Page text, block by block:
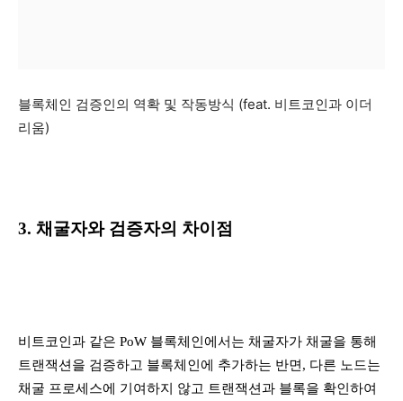
블록체인 검증인의 역확 및 작동방식 (feat. 비트코인과 이더
리움)
3. 채굴자와 검증자의 차이점
비트코인과 같은 PoW 블록체인에서는 채굴자가 채굴을 통해
트랜잭션을 검증하고 블록체인에 추가하는 반면, 다른 노드는
채굴 프로세스에 기여하지 않고 트랜잭션과 블록을 확인하여